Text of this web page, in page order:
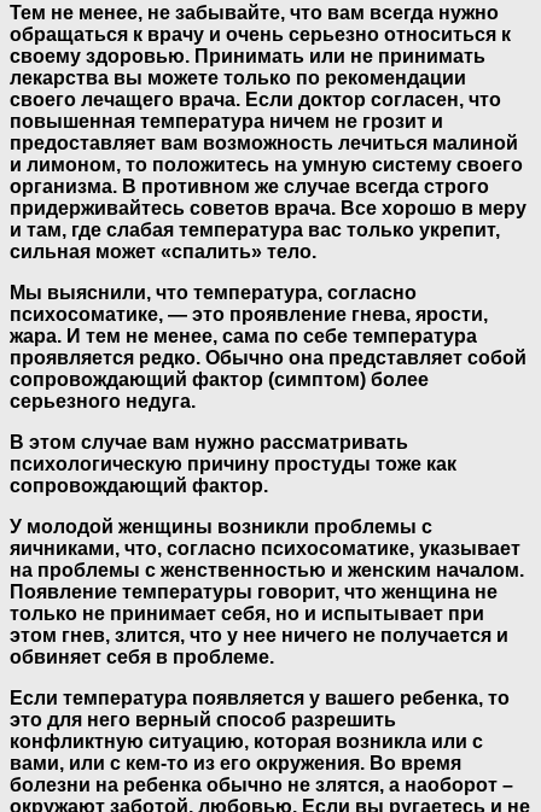
Тем не менее, не забывайте, что вам всегда нужно
обращаться к врачу и очень серьезно относиться к
своему здоровью. Принимать или не принимать
лекарства вы можете только по рекомендации
своего лечащего врача. Если доктор согласен, что
повышенная температура ничем не грозит и
предоставляет вам возможность лечиться малиной
и лимоном, то положитесь на умную систему своего
организма. В противном же случае всегда строго
придерживайтесь советов врача. Все хорошо в меру
и там, где слабая температура вас только укрепит,
сильная может «спалить» тело.
Мы выяснили, что температура, согласно
психосоматике, — это проявление гнева, ярости,
жара. И тем не менее, сама по себе температура
проявляется редко. Обычно она представляет собой
сопровождающий фактор (симптом) более
серьезного недуга.
В этом случае вам нужно рассматривать
психологическую причину простуды тоже как
сопровождающий фактор.
У молодой женщины возникли проблемы с
яичниками, что, согласно психосоматике, указывает
на проблемы с женственностью и женским началом.
Появление температуры говорит, что женщина не
только не принимает себя, но и испытывает при
этом гнев, злится, что у нее ничего не получается и
обвиняет себя в проблеме.
Если температура появляется у вашего ребенка, то
это для него верный способ разрешить
конфликтную ситуацию, которая возникла или с
вами, или с кем-то из его окружения. Во время
болезни на ребенка обычно не злятся, а наоборот –
окружают заботой, любовью. Если вы ругаетесь и не